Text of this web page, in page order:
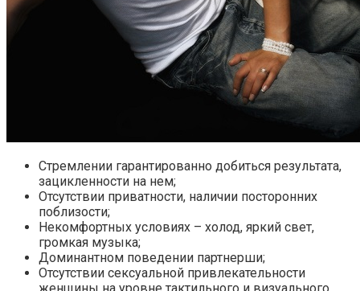
Стремлении гарантированно добиться результата,
зацикленности на нем;
Отсутствии приватности, наличии посторонних
поблизости;
Некомфортных условиях – холод, яркий свет,
громкая музыка;
Доминантном поведении партнерши;
Отсутствии сексуальной привлекательности